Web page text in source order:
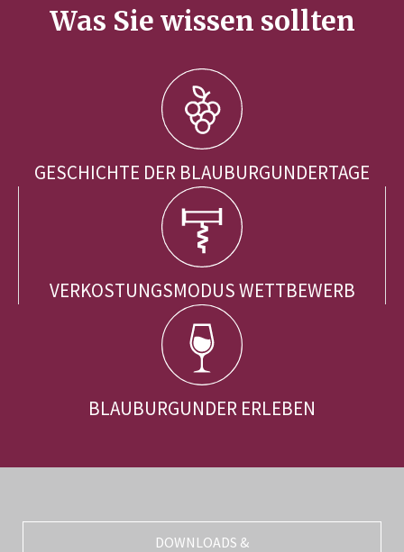
Was Sie wissen sollten
GESCHICHTE DER BLAUBURGUNDERTAGE
VERKOSTUNGSMODUS WETTBEWERB
BLAUBURGUNDER ERLEBEN
DOWNLOADS &